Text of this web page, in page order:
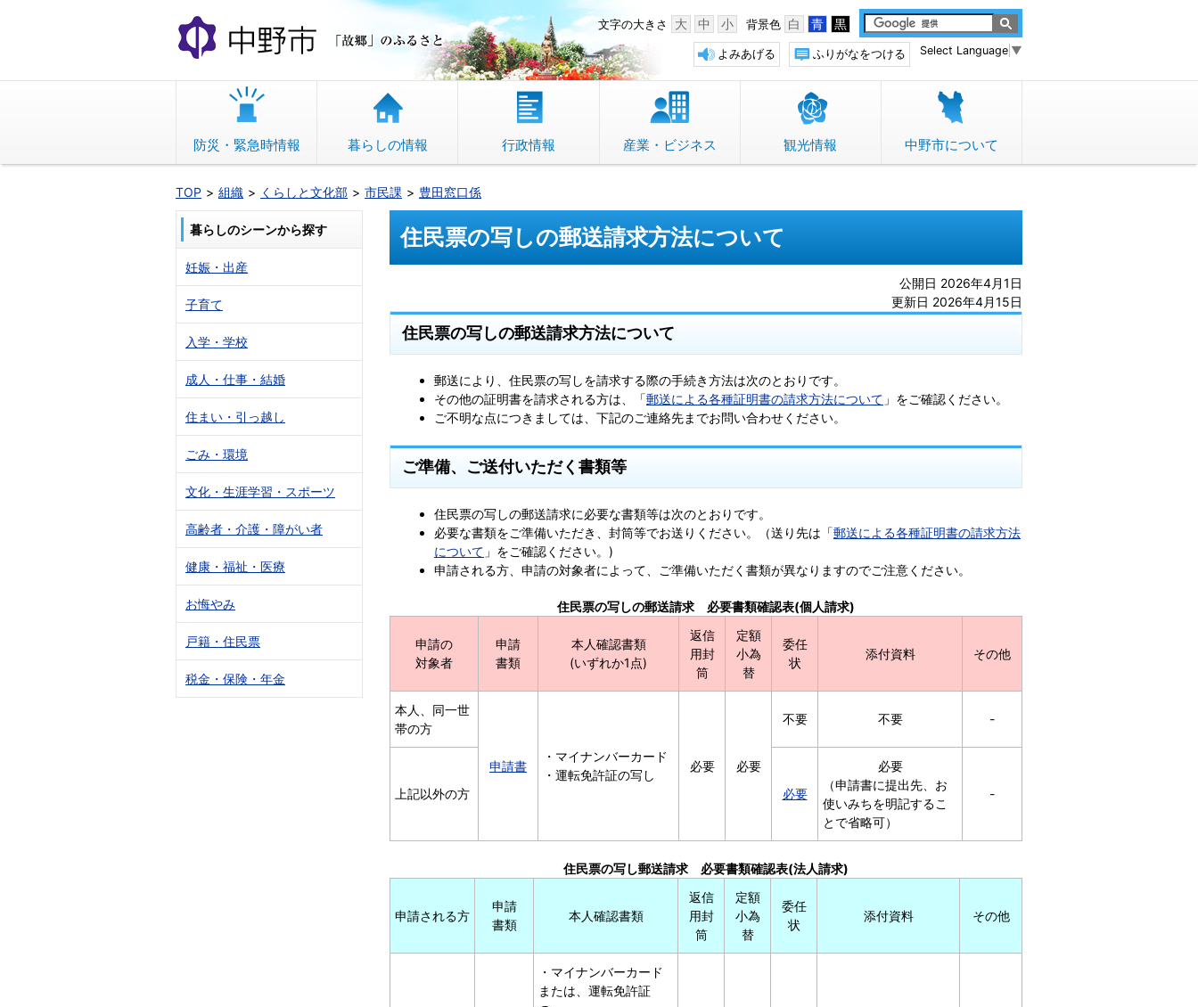
文
へ
動
中野市 「故郷」のふるさと 背景色 白 青 黒
文字の大きさ 大 中 小
Select Language ▼
ふりがなをつける
よみあげる
防災・緊急時情報 暮らしの情報 行政情報 産業・ビジネス 観光情報 中野市について
TOP 組織 くらしと文化部 市民課 豊田窓口係
住民票の写しの郵送請求方法について
公開日 2026年4月1日
更新日 2026年4月15日
住民票の写しの郵送請求方法について
郵送により、住民票の写しを請求する際の手続き方法は次のとおりです。
その他の証明書を請求される方は、「郵送による各種証明書の請求方法について 」をご確認ください。
ご不明な点につきましては、下記のご連絡先までお問い合わせください。
ご準備、ご送付いただく書類等
住民票の写しの郵送請求に必要な書類等は次のとおりです。
必要な書類をご準備いただき、封筒等でお送りください。（送り先は「郵送による各種証明書の請求方法
について 」をご確認ください。)
申請される方、申請の対象者によって、ご準備いただく書類が異なりますのでご注意ください。
住民票の写しの郵送請求 必要書類確認表(個人請求)
申請の
対象者
申請
書類
本人確認書類
(いずれか1点)
返信
用封
筒
定額
小為
替
委任
状
添付資料 その他
本人、同一世
帯の方
申請書
・マイナンバーカード
・運転免許証の写し
必要 必要
不要 不要 -
上記以外の方 必要
必要
（申請書に提出先、お
使いみちを明記するこ
とで省略可）
-
住民票の写し郵送請求 必要書類確認表(法人請求)
申請される方
申請
書類
本人確認書類
返信
用封
筒
定額
小為
替
委任
状
添付資料 その他
・マイナンバーカード
または、運転免許証
暮らしのシーンから探す
妊娠・出産
子育て
入学・学校
成人・仕事・結婚
住まい・引っ越し
ごみ・環境
文化・生涯学習・スポーツ
高齢者・介護・障がい者
健康・福祉・医療
お悔やみ
戸籍・住民票
税金・保険・年金